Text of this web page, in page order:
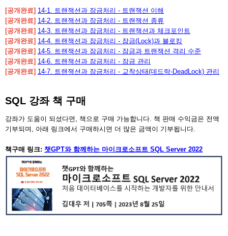
[공개완료] 14-1. 트랜잭션과 잠금처리 - 트랜잭션 이해
[공개완료] 14-2. 트랜잭션과 잠금처리 - 트랜잭션 종류
[공개완료] 14-3. 트랜잭션과 잠금처리 - 트랜잭션과 체크포인트
[공개완료] 14-4. 트랜잭션과 잠금처리 - 잠금(Lock)과 블로킹
[공개완료] 14-5. 트랜잭션과 잠금처리 - 잠금과 트랜잭션 격리 수준
[공개완료] 14-6. 트랜잭션과 잠금처리 - 잠금 관리
[공개완료] 14-7. 트랜잭션과 잠금처리 - 교착상태(데드락-DeadLock) 관리
SQL 강좌 책 구매
강좌가 도움이 되셨다면, 책으로 구매 가능합니다. 책 판매 수익금은 전액
기부되며, 아래 링크에서 구매하시면 더 많은 금액이 기부됩니다.
책구매 링크: 챗GPT와 함께하는 마이크로소프트 SQL Server 2022